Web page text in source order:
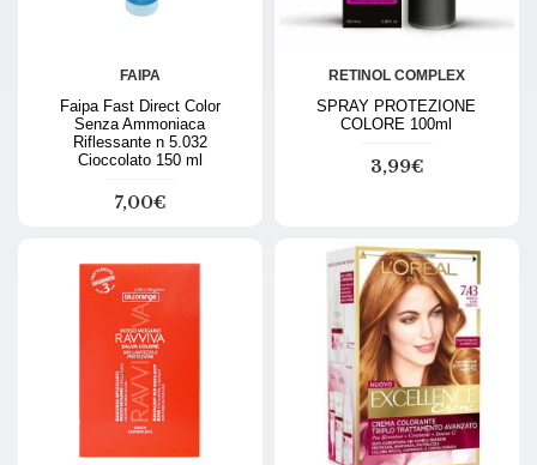
FAIPA
Faipa Fast Direct Color
Senza Ammoniaca
Riflessante n 5.032
Cioccolato 150 ml
7,00€
RETINOL COMPLEX
SPRAY PROTEZIONE
COLORE 100ml
3,99€